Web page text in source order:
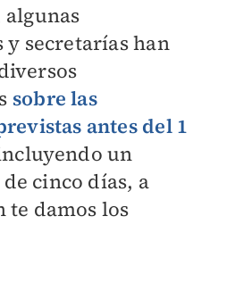
secretarías han
sobre las
antes del 1
un
cinco días, a
te damos los